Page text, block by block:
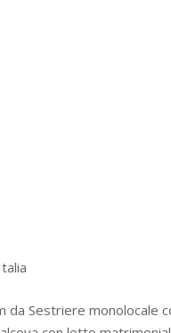
da Sestriere